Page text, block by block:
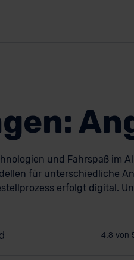
und Fahrspaß
für unterschiedliche
erfolgt digital.